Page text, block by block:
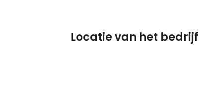
Locatie van het bedrijf